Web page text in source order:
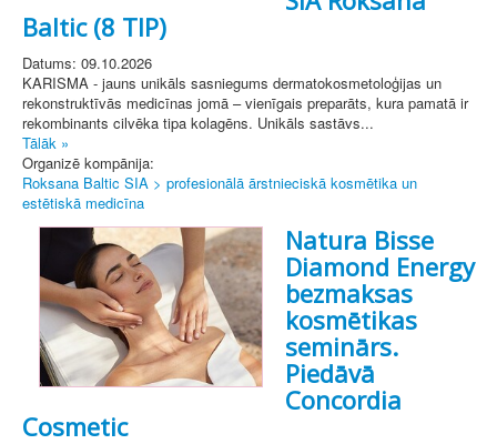
Baltic (8 TIP)
Datums: 09.10.2026
KARISMA - jauns unikāls sasniegums dermatokosmetoloģijas un
rekonstruktīvās medicīnas jomā – vienīgais preparāts, kura pamatā ir
rekombinants cilvēka tipa kolagēns. Unikāls sastāvs...
Tālāk »
Organizē kompānija:
Roksana Baltic SIA > profesionālā ārstnieciskā kosmētika un
estētiskā medicīna
Natura Bisse
Diamond Energy
bezmaksas
kosmētikas
seminārs.
Piedāvā
Concordia
Cosmetic